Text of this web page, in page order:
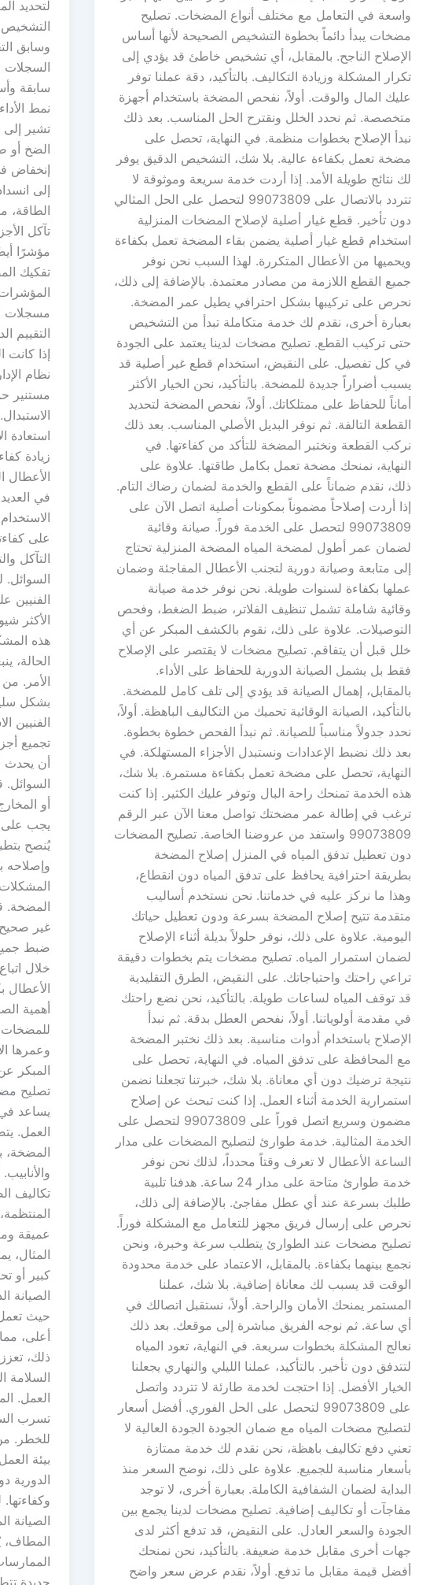
واسعة في التعامل مع مختلف أنواع المضخات. تصليح
مضخات يبدأ دائماً بخطوة التشخيص الصحيحة لأنها أساس
الإصلاح الناجح. بالمقابل، أي تشخيص خاطئ قد يؤدي إلى
تكرار المشكلة وزيادة التكاليف. بالتأكيد، دقة عملنا توفر
عليك المال والوقت. أولاً، نفحص المضخة باستخدام أجهزة
متخصصة. ثم نحدد الخلل ونقترح الحل المناسب. بعد ذلك
نبدأ الإصلاح بخطوات منظمة. في النهاية، تحصل على
مضخة تعمل بكفاءة عالية. بلا شك، التشخيص الدقيق يوفر
لك نتائج طويلة الأمد. إذا أردت خدمة سريعة وموثوقة لا
تتردد بالاتصال على 99073809 لتحصل على الحل المثالي
دون تأخير. قطع غيار أصلية لإصلاح المضخات المنزلية
استخدام قطع غيار أصلية يضمن بقاء المضخة تعمل بكفاءة
ويحميها من الأعطال المتكررة. لهذا السبب نحن نوفر
جميع القطع اللازمة من مصادر معتمدة. بالإضافة إلى ذلك،
نحرص على تركيبها بشكل احترافي يطيل عمر المضخة.
بعبارة أخرى، نقدم لك خدمة متكاملة تبدأ من التشخيص
حتى تركيب القطع. تصليح مضخات لدينا يعتمد على الجودة
في كل تفصيل. على النقيض، استخدام قطع غير أصلية قد
يسبب أضراراً جديدة للمضخة. بالتأكيد، نحن الخيار الأكثر
أماناً للحفاظ على ممتلكاتك. أولاً، نفحص المضخة لتحديد
القطعة التالفة. ثم نوفر البديل الأصلي المناسب. بعد ذلك
نركب القطعة ونختبر المضخة للتأكد من كفاءتها. في
النهاية، نمنحك مضخة تعمل بكامل طاقتها. علاوة على
ذلك، نقدم ضماناً على القطع والخدمة لضمان رضاك التام.
إذا أردت إصلاحاً مضموناً بمكونات أصلية اتصل الآن على
99073809 لتحصل على الخدمة فوراً. صيانة وقائية
لضمان عمر أطول لمضخة المياه المضخة المنزلية تحتاج
إلى متابعة وصيانة دورية لتجنب الأعطال المفاجئة وضمان
عملها بكفاءة لسنوات طويلة. نحن نوفر خدمة صيانة
وقائية شاملة تشمل تنظيف الفلاتر، ضبط الضغط، وفحص
التوصيلات. علاوة على ذلك، نقوم بالكشف المبكر عن أي
خلل قبل أن يتفاقم. تصليح مضخات لا يقتصر على الإصلاح
فقط بل يشمل الصيانة الدورية للحفاظ على الأداء.
بالمقابل، إهمال الصيانة قد يؤدي إلى تلف كامل للمضخة.
بالتأكيد، الصيانة الوقائية تحميك من التكاليف الباهظة. أولاً،
نحدد جدولاً مناسباً للصيانة. ثم نبدأ الفحص خطوة بخطوة.
بعد ذلك نضبط الإعدادات ونستبدل الأجزاء المستهلكة. في
النهاية، تحصل على مضخة تعمل بكفاءة مستمرة. بلا شك،
هذه الخدمة تمنحك راحة البال وتوفر عليك الكثير. إذا كنت
ترغب في إطالة عمر مضختك تواصل معنا الآن عبر الرقم
99073809 واستفد من عروضنا الخاصة. تصليح المضخات
دون تعطيل تدفق المياه في المنزل إصلاح المضخة
بطريقة احترافية يحافظ على تدفق المياه دون انقطاع،
وهذا ما نركز عليه في خدماتنا. نحن نستخدم أساليب
متقدمة تتيح إصلاح المضخة بسرعة ودون تعطيل حياتك
اليومية. علاوة على ذلك، نوفر حلولاً بديلة أثناء الإصلاح
لضمان استمرار المياه. تصليح مضخات يتم بخطوات دقيقة
تراعي راحتك واحتياجاتك. على النقيض، الطرق التقليدية
قد توقف المياه لساعات طويلة. بالتأكيد، نحن نضع راحتك
في مقدمة أولوياتنا. أولاً، نفحص العطل بدقة. ثم نبدأ
الإصلاح باستخدام أدوات مناسبة. بعد ذلك نختبر المضخة
مع المحافظة على تدفق المياه. في النهاية، تحصل على
نتيجة ترضيك دون أي معاناة. بلا شك، خبرتنا تجعلنا نضمن
استمرارية الخدمة أثناء العمل. إذا كنت تبحث عن إصلاح
مضمون وسريع اتصل فوراً على 99073809 لتحصل على
الخدمة المثالية. خدمة طوارئ لتصليح المضخات على مدار
الساعة الأعطال لا تعرف وقتاً محدداً، لذلك نحن نوفر
خدمة طوارئ متاحة على مدار 24 ساعة. هدفنا تلبية
طلبك بسرعة عند أي عطل مفاجئ. بالإضافة إلى ذلك،
نحرص على إرسال فريق مجهز للتعامل مع المشكلة فوراً.
تصليح مضخات عند الطوارئ يتطلب سرعة وخبرة، ونحن
نجمع بينهما بكفاءة. بالمقابل، الاعتماد على خدمة محدودة
الوقت قد يسبب لك معاناة إضافية. بلا شك، عملنا
المستمر يمنحك الأمان والراحة. أولاً، نستقبل اتصالك في
أي ساعة. ثم نوجه الفريق مباشرة إلى موقعك. بعد ذلك
نعالج المشكلة بخطوات سريعة. في النهاية، تعود المياه
لتتدفق دون تأخير. بالتأكيد، عملنا الليلي والنهاري يجعلنا
الخيار الأفضل. إذا احتجت لخدمة طارئة لا تتردد واتصل
على 99073809 لتحصل على الحل الفوري. أفضل أسعار
لتصليح مضخات المياه مع ضمان الجودة الجودة العالية لا
تعني دفع تكاليف باهظة، نحن نقدم لك خدمة ممتازة
بأسعار مناسبة للجميع. علاوة على ذلك، نوضح السعر منذ
البداية لضمان الشفافية الكاملة. بعبارة أخرى، لا توجد
مفاجآت أو تكاليف إضافية. تصليح مضخات لدينا يجمع بين
الجودة والسعر العادل. على النقيض، قد تدفع أكثر لدى
جهات أخرى مقابل خدمة ضعيفة. بالتأكيد، نحن نمنحك
أفضل قيمة مقابل ما تدفع. أولاً، نقدم عرض سعر واضح
لتحديد
التشخيص
وسابق
السجلات
سابقة
نمط
تشير
الضخ أو
إنخفاض
إلى
الطاقة،
تآكل
مؤشرًا
تفكيك
مسجلات
التقييم
إذا كانت
نظام
مستنير
استعادة
زيادة
الأعطال
في
على
التآكل
الفنيين
الأكثر
هذه
الحالة،
الأمر.
بشكل
الفنيين
تجميع
أن يحدث
السوائل.
أو
يجب على
يُنصح
وإصلاحه
المضخة.
غير
ضبط جميع
خلال
الأعطال
أهمية
للمضخات
وعمرها
المبكر
تصليح
يساعد في
العمل.
المضخة،
تكاليف
عميقة
المثال،
كبير أو
الصيانة
حيث
أعلى،
ذلك،
العمل.
تسرب
للخطر.
بيئة
الدورية
الصيانة
المطاف،
جديدة